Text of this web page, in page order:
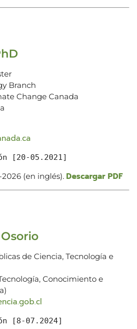
Branch
Change Canada
[20-05.2021]
(en inglés). Descargar PDF
de Ciencia, Tecnología e
Conocimiento e
[8-07.2024]